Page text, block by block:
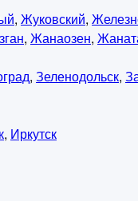
, Жуковский,
, Жанаозен,
, Зеленодольск,
, Иркутск